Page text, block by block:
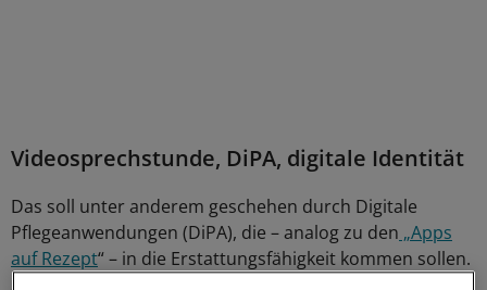
Videosprechstunde, DiPA, digitale Identität
Das soll unter anderem geschehen durch Digitale
Pflegeanwendungen (DiPA), die – analog zu den „Apps
auf Rezept“ – in die Erstattungsfähigkeit kommen sollen.